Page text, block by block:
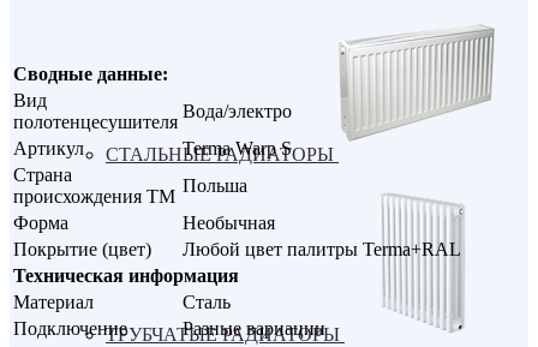
СТАЛЬНЫЕ РАДИАТОРЫ
ТРУБЧАТЫЕ РАДИАТОРЫ
Сводные данные:
Вид
полотенцесушителя
Вода/электро
Артикул
Terma Warp S
Страна
происхождения ТМ
Польша
Форма
Необычная
Покрытие (цвет)
Любой цвет палитры Terma+RAL
Техническая информация
Материал
Сталь
Подключение
Разные вариации